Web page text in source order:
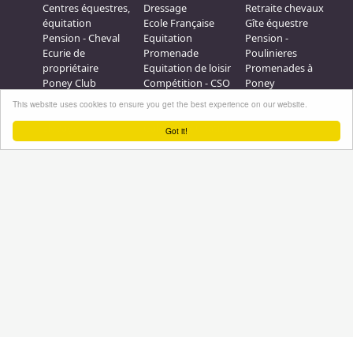
Got it!
This website uses cookies to ensure you get the best experience on our website.
Centres équestres,
équitation
Pension - Cheval
Ecurie de
propriétaire
Poney Club
Pension - Poney
Dressage
Ecole Française
Equitation
Promenade
Equitation de loisir
Compétition - CSO
Promenades à
Cheval
Galops - Equitation
Retraite chevaux
Gîte équestre
Pension -
Poulinieres
Promenades à
Poney
Saut d obstacle
Plus d'infos